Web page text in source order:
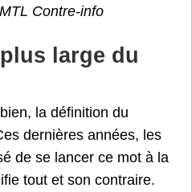
Contre-info
large du
la définition du
dernières années, les
de se lancer ce mot à la
tout et son contraire.